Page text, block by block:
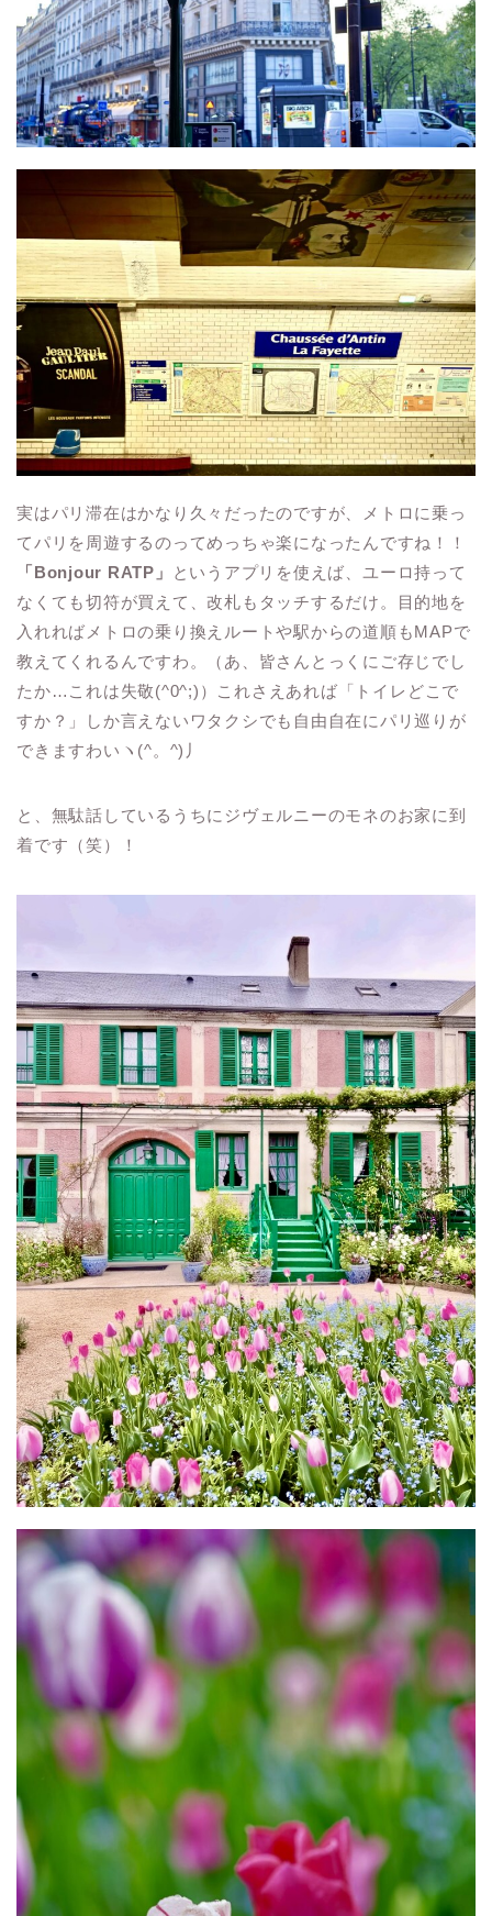
実はパリ滞在はかなり久々だったのですが、メトロに乗っ
てパリを周遊するのってめっちゃ楽になったんですね！！
「Bonjour RATP」
というアプリを使えば、ユーロ持って
なくても切符が買えて、改札もタッチするだけ。目的地を
入れればメトロの乗り換えルートや駅からの道順もMAPで
教えてくれるんですわ。（あ、皆さんとっくにご存じでし
たか…これは失敬(^0^;)）これさえあれば「トイレどこで
すか？」しか言えないワタクシでも自由自在にパリ巡りが
できますわいヽ(^。^)丿
と、無駄話しているうちにジヴェルニーのモネのお家に到
着です（笑）！